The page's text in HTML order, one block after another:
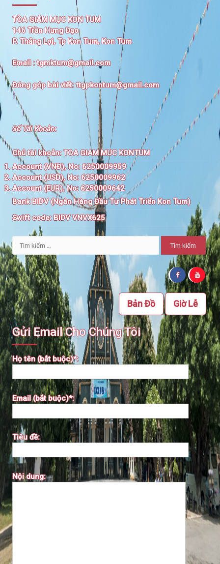
TÒA GIÁM MỤC KON TUM
146 Trần Hưng Đạo
P. Thắng Lợi, Tp Kon Tum, Kon Tum
Email :tgmktum@gmail.com
Đóng góp bài viết:ttgpkontum@gmail.com
Số Tài Khoản:
Chủ tài khoản:TOA GIAM MUC KONTUM
Account (VNĐ), No: 6250009959
Account (USD), No: 6250009962
Account (EUR), No: 6250009642
Bank BIDV (Ngân Hàng Đầu Tư Phát Triển Kon Tum)
Swift code:BIDV VNVX625
Tìm
kiếm
cho:
Giờ Lễ
Bản Đồ
Gửi Email Cho Chúng Tôi
Họ tên (bắt buộc)*:
Email (bắt buộc)*:
Tiêu đề:
Nội dung: